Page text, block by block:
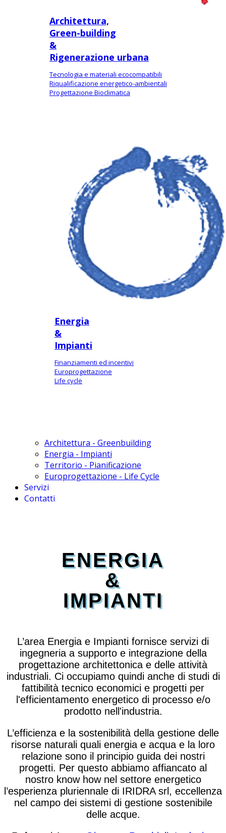
Architettura,
Green-building
&
Rigenerazione urbana
Tecnologia e materiali ecocompatibili
Riqualificazione energetico-ambientali
Progettazione Bioclimatica
Energia
&
Impianti
Finanziamenti ed incentivi
Europrogettazione
Life cycle
Architettura - Greenbuilding
Energia - Impianti
Territorio - Pianificazione
Europrogettazione - Life Cycle
Servizi
Contatti
ENERGIA
&
IMPIANTI
L’area Energia e Impianti fornisce servizi di
ingegneria a supporto e integrazione della
progettazione architettonica e delle attività
industriali. Ci occupiamo quindi anche di studi di
fattibilità tecnico economici e progetti per
l'efficientamento energetico di processo e/o
prodotto nell'industria.
L’efficienza e la sostenibilità della gestione delle
risorse naturali quali energia e acqua e la loro
relazione sono il principio guida dei nostri
progetti. Per questo abbiamo affiancato al
nostro know how nel settore energetico
l’esperienza pluriennale di IRIDRA srl, eccellenza
nel campo dei sistemi di gestione sostenibile
delle acque.